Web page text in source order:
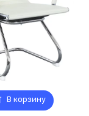
В корзину